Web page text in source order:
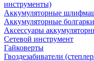
инструменты)
Аккумуляторные
Аккумуляторные
Аксессуары
Сетевой инструмент
Гайковерты
Гвоздезабиватели